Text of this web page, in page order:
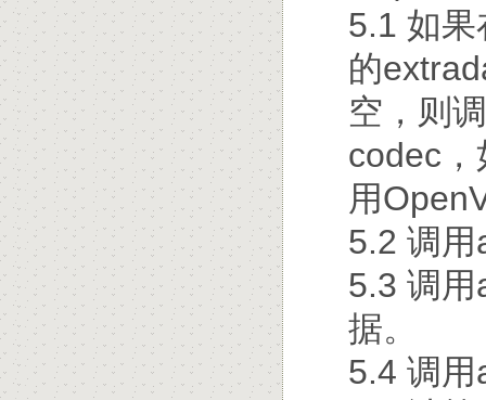
5.1 如
的
空，则
codec
用
5.2 调
5.3 调
据。
5.4 调